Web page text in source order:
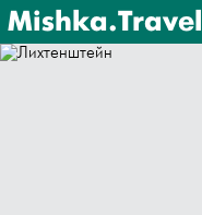
Mishka.Travel